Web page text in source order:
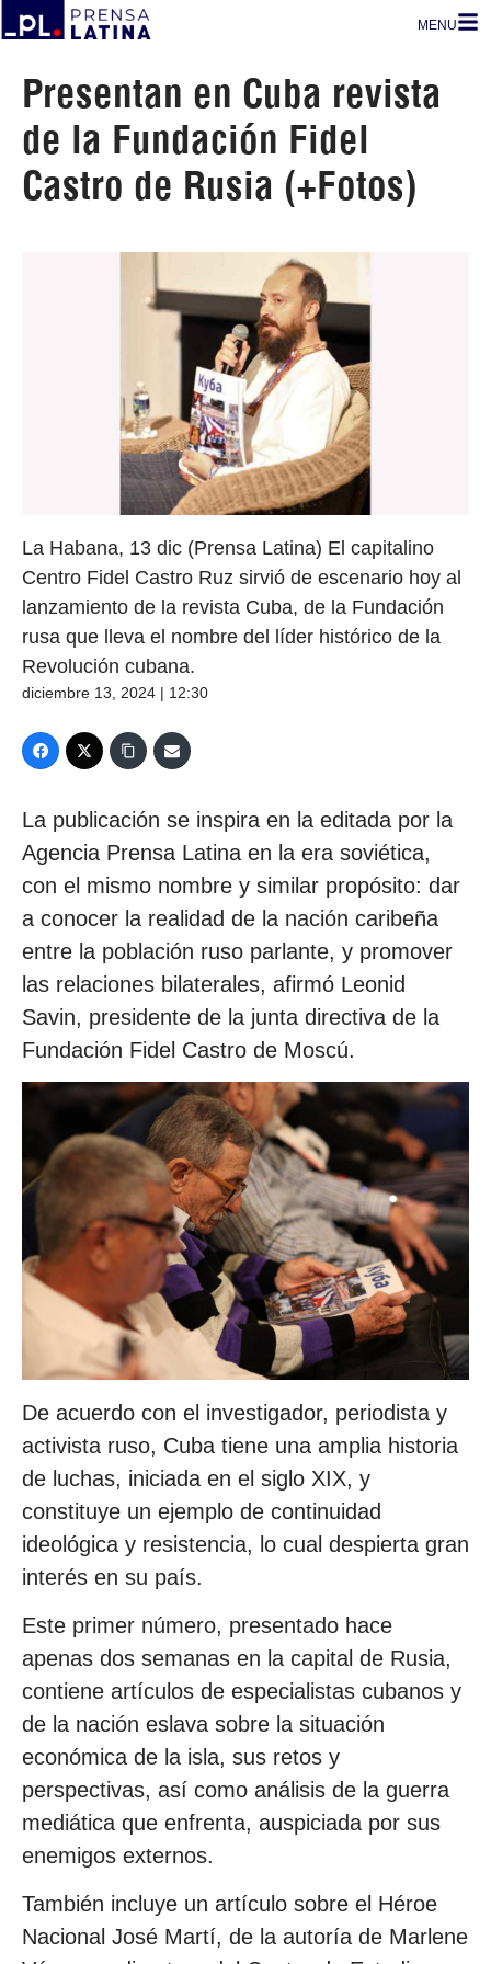
MENU
Presentan en Cuba revista
de la Fundación Fidel
Castro de Rusia (+Fotos)
La Habana, 13 dic (Prensa Latina) El capitalino
Centro Fidel Castro Ruz sirvió de escenario hoy al
lanzamiento de la revista Cuba, de la Fundación
rusa que lleva el nombre del líder histórico de la
Revolución cubana.
diciembre 13, 2024 | 12:30
La publicación se inspira en la editada por la
Agencia Prensa Latina en la era soviética,
con el mismo nombre y similar propósito: dar
a conocer la realidad de la nación caribeña
entre la población ruso parlante, y promover
las relaciones bilaterales, afirmó Leonid
Savin, presidente de la junta directiva de la
Fundación Fidel Castro de Moscú.
De acuerdo con el investigador, periodista y
activista ruso, Cuba tiene una amplia historia
de luchas, iniciada en el siglo XIX, y
constituye un ejemplo de continuidad
ideológica y resistencia, lo cual despierta gran
interés en su país.
Este primer número, presentado hace
apenas dos semanas en la capital de Rusia,
contiene artículos de especialistas cubanos y
de la nación eslava sobre la situación
económica de la isla, sus retos y
perspectivas, así como análisis de la guerra
mediática que enfrenta, auspiciada por sus
enemigos externos.
También incluye un artículo sobre el Héroe
Nacional José Martí, de la autoría de Marlene